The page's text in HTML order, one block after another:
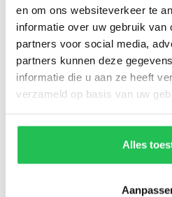
en om ons websiteverkeer te
informatie over uw gebruik van
partners voor social media,
partners kunnen deze
informatie die u aan ze heeft
verzameld op basis van uw
Alles